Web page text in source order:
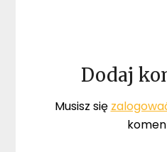
Dodaj
Musisz się